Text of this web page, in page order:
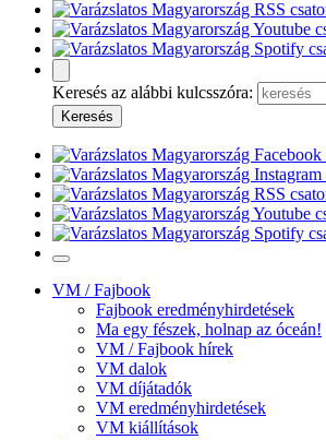
Keresés az alábbi kulcsszóra:
VM / Fajbook
Fajbook eredményhirdetések
Ma egy fészek, holnap az óceán!
VM / Fajbook hírek
VM dalok
VM díjátadók
VM eredményhirdetések
VM kiállítások